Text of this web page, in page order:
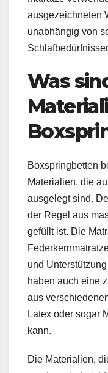
ausgezeichneten
unabhängig von
Was
Boxspringbetten
Materialien, die
ausgelegt sind.
der Regel aus
gefüllt ist. Die
und
haben auch eine
aus
Latex oder sogar
kann.
Die Materialien,